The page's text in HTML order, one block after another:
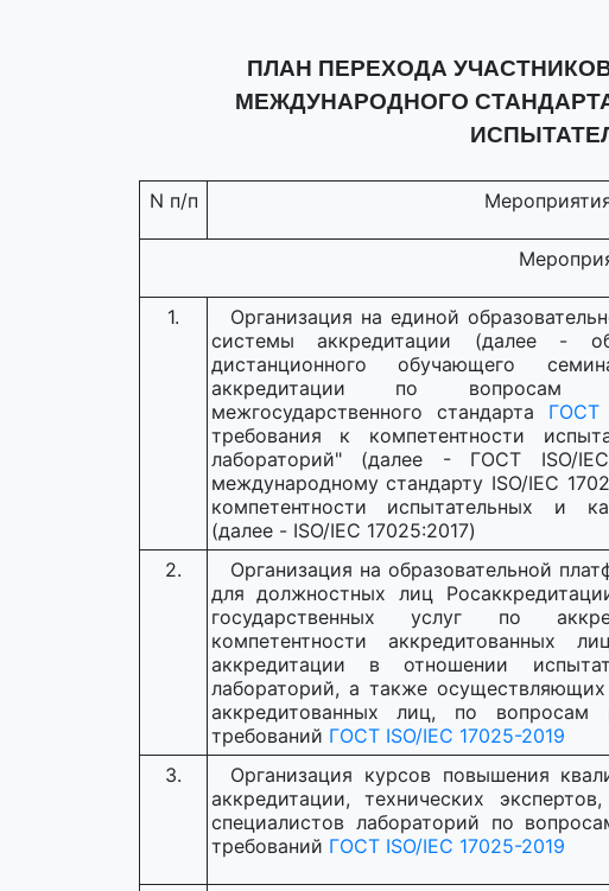
ПЛАН ПЕРЕХОДА
МЕЖДУНАРОДНОГО
N п/п
1.
Организация на единой
системы аккредитации (далее -
дистанционного обучающего
аккредитации по вопросам
межгосударственного стандарта ГОСТ
требования к компетентности
лабораторий" (далее - ГОСТ ISO/IEC
международному стандарту ISO/IEC
компетентности испытательных и
(далее - ISO/IEC 17025:2017)
2.
Организация на образовательной
для должностных лиц
государственных услуг по
компетентности аккредитованных
аккредитации в отношении
лабораторий, а также осуществляющих
аккредитованных лиц, по вопросам
требований ГОСТ ISO/IEC 17025-2019
3.
Организация курсов повышения
аккредитации, технических
специалистов лабораторий по
требований ГОСТ ISO/IEC 17025-2019